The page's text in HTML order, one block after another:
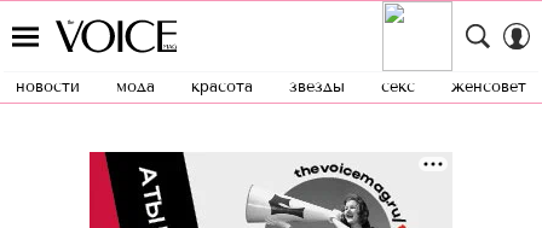
новости мода красота звезды секс женсовет